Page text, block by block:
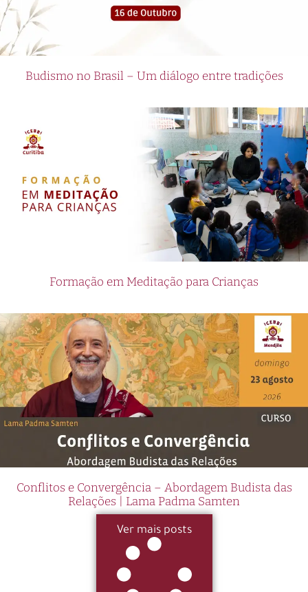
Budismo no Brasil – Um diálogo entre tradições
Formação em Meditação para Crianças
Conflitos e Convergência – Abordagem Budista das
Relações | Lama Padma Samten
Ver mais posts